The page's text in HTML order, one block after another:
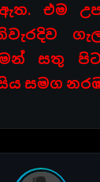
එම
සතු
සමග